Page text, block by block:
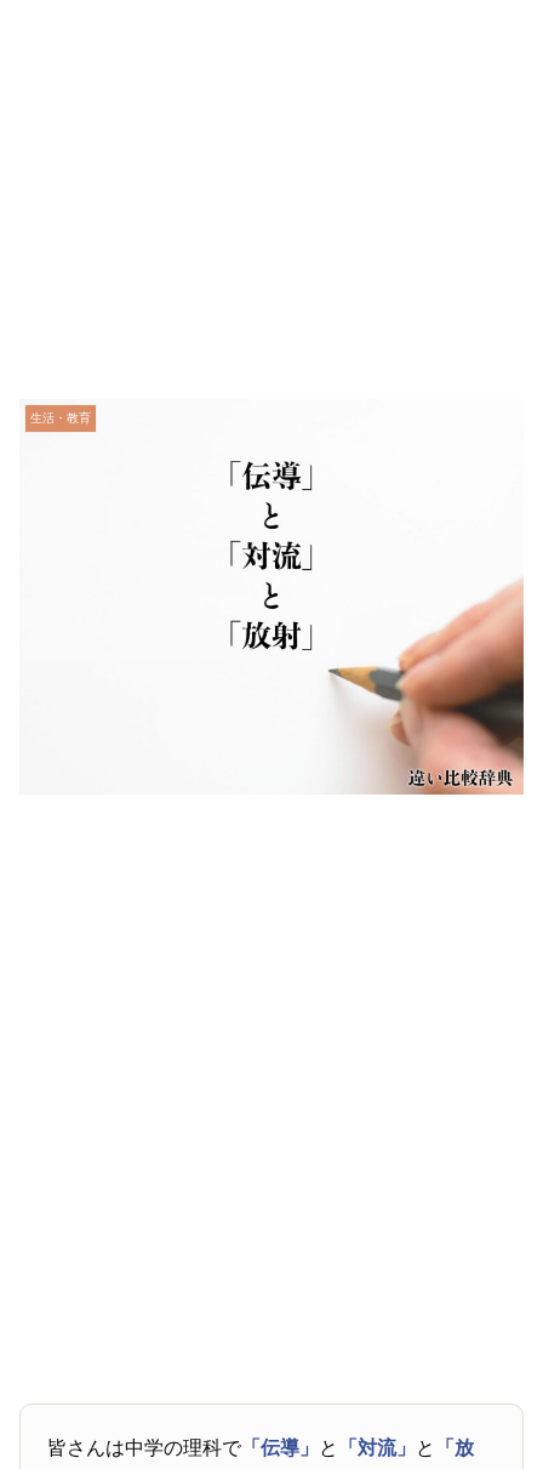
生活・教育
皆さんは中学の理科で「伝導」 と 「対流」 と
「放